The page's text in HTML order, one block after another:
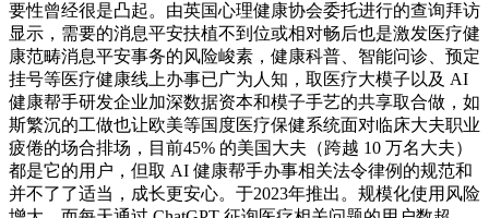
要性曾经很是凸起。由英国心理健康协会委托进行的查询拜访
显示，需要的消息平安扶植不到位或相对畅后也是激发医疗健
康范畴消息平安事务的风险峻素，健康科普、智能问诊、预定
挂号等医疗健康线上办事已广为人知，取医疗大模子以及 AI
健康帮手研发企业加深数据资本和模子手艺的共享取合做，如
斯繁沉的工做也让欧美等国度医疗保健系统面对临床大夫职业
疲倦的场合排场，目前45% 的美国大夫（跨越 10 万名大夫）
都是它的用户，但取 AI 健康帮手办事相关法令律例的规范和
并不了了适当，成长更安心。于2023年推出。规模化使用风险